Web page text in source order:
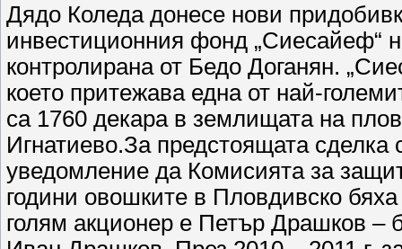
Дядо Коледа донесе нови
инвестиционния фонд „Сиесайеф“
контролирана от Бедо Доганян.
което притежава една от най-
са 1760 декара в землищата на
Игнатиево.За предстоящата
уведомление да Комисията за
години овошките в Пловдивско
голям акционер е Петър Драшков